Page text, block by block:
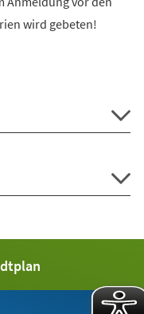
wird gebeten!